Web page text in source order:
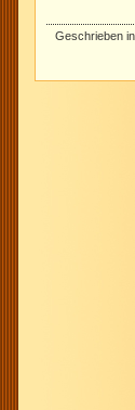
Geschrieben in